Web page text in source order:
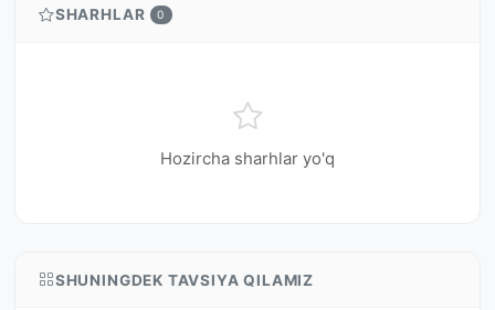
SHARHLAR 0
Hozircha sharhlar yo'q
SHUNINGDEK TAVSIYA QILAMIZ